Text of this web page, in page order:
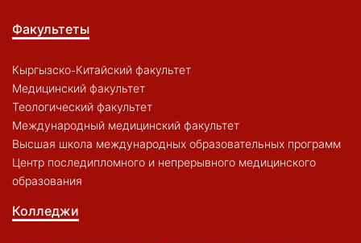
Факультеты
Кыргызско-Китайский факультет
Медицинский факультет
Теологический факультет
Международный медицинский факультет
Высшая школа международных образовательных программ
Центр последипломного и непрерывного медицинского
образования
Колледжи